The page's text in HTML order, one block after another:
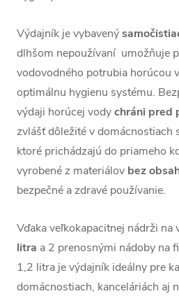
Výdajník je vybavený
dlhšom nepoužívaní umožňuje
vodovodného potrubia horúcou
optimálnu hygienu systému.
výdaji horúcej vodychráni pred
zvlášť dôležité v domácnostiach
ktoré prichádzajú do priameho
vyrobené z materiálov bez
bezpečné a zdravé používanie.
Vďaka veľkokapacitnej nádrži na
litra a 2 prenosnými nádoby na
1,2 litra je výdajník ideálny pre
domácnostiach, kanceláriách aj